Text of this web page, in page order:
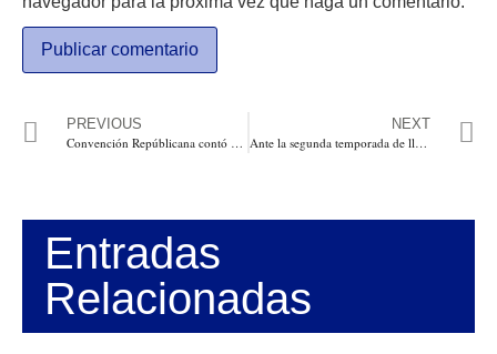
PREVIOUS
Convención Repúblicana contó con los duros en favor de la libertad y los valores, culminó este jueves con la nominación de Donald Trump y Mike Pence para seguir gobernando a Estados Unidos
NEXT
Ante la segunda temporada de lluvias, tenga en cuenta las medidas preventivas
Entradas
Relacionadas